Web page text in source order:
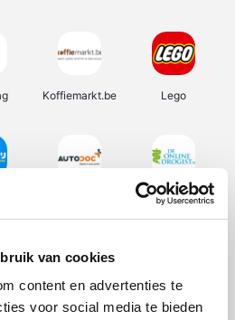
van cookies
content en advertenties te
voor social media te bieden
Koffiemarkt.be Lego
De Online Drogist
Plopsa